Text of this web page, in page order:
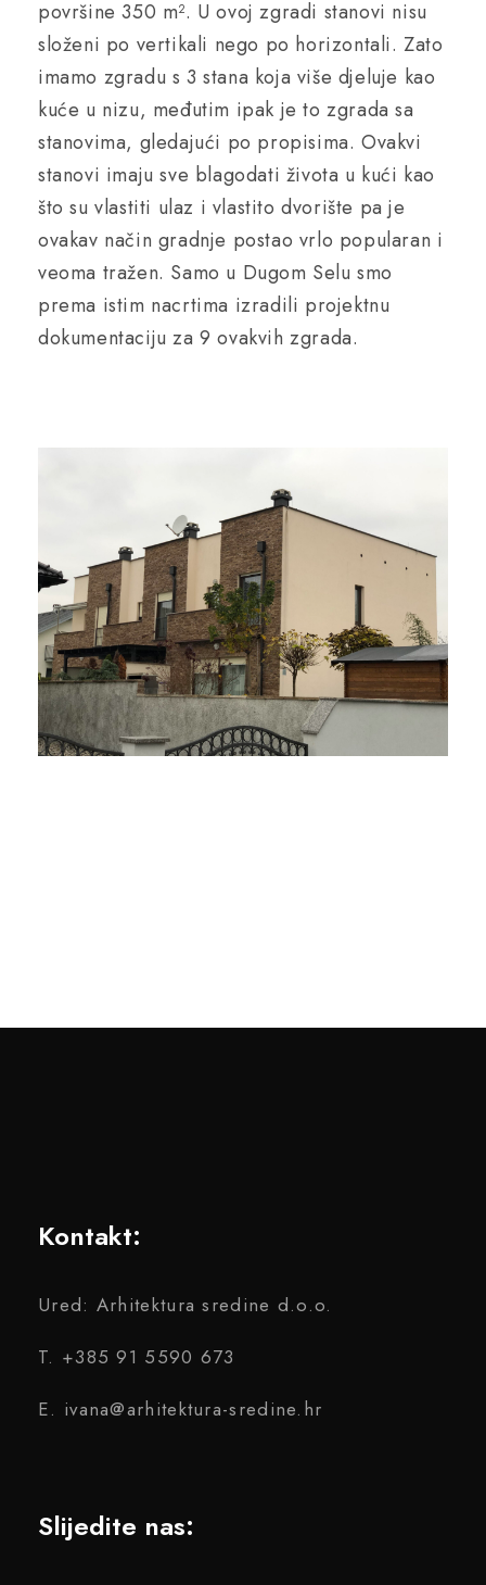
površine 350 m². U ovoj zgradi stanovi nisu
složeni po vertikali nego po horizontali. Zato
imamo zgradu s 3 stana koja više djeluje kao
kuće u nizu, međutim ipak je to zgrada sa
stanovima, gledajući po propisima. Ovakvi
stanovi imaju sve blagodati života u kući kao
što su vlastiti ulaz i vlastito dvorište pa je
ovakav način gradnje postao vrlo popularan i
veoma tražen. Samo u Dugom Selu smo
prema istim nacrtima izradili projektnu
dokumentaciju za 9 ovakvih zgrada.
Kontakt:
Ured: Arhitektura sredine d.o.o.
T. +385 91 5590 673
E. ivana@arhitektura-sredine.hr
Slijedite nas: